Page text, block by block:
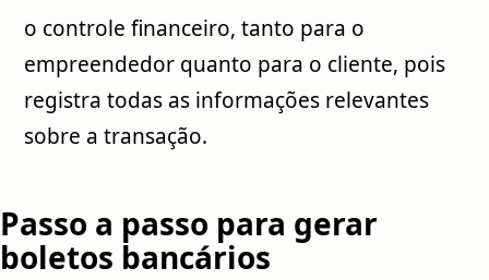
o controle financeiro, tanto para o
empreendedor quanto para o cliente, pois
registra todas as informações relevantes
sobre a transação.
Passo a passo para gerar
boletos bancários